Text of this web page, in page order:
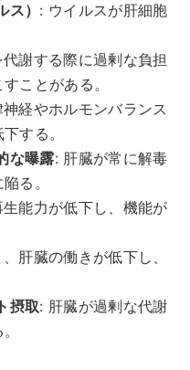
） : ウイルスが肝細胞
謝する際に過剰な負担
ことがある。
神経やホルモンバランス
する。
な曝露: 肝臓が常に解毒
る。
能力が低下し、機能が
肝臓の働きが低下し、
摂取: 肝臓が過剰な代謝